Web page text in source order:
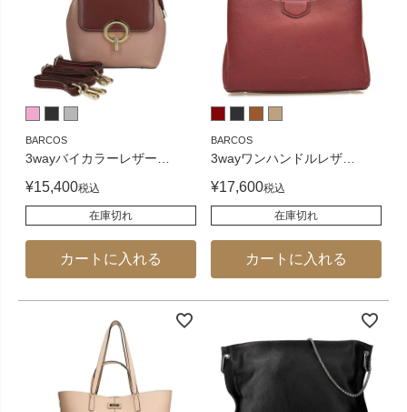
BARCOS
3wayバイカラーレザー
¥15,400税込
在庫切れ
カートに入れる
BARCOS
3wayワンハンドルレザ
¥17,600税込
在庫切れ
カートに入れる